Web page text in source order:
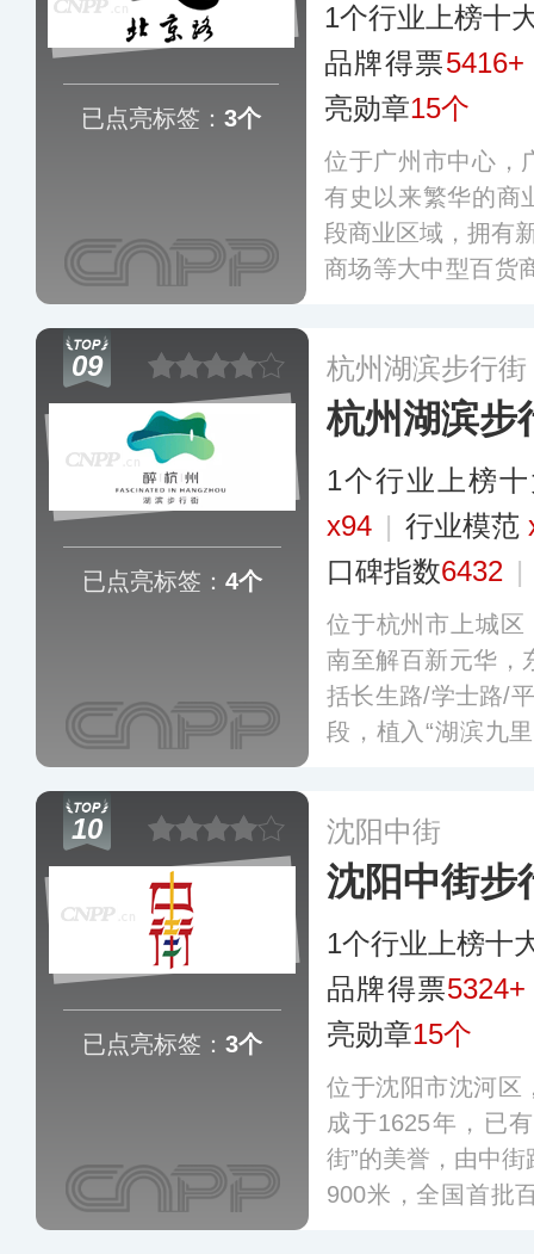
已点亮标签： 3个
1个行业上榜十
品牌得票5416+
亮勋章15个
位于广州市中心，
有史以来繁华的商
段商业区域，拥有
商场等大中型百货
09
已点亮标签： 4个
杭州湖滨步行街
杭州湖滨步
1个行业上榜
x94 | 行业模范
口碑指数6432 |
位于杭州市上城区
南至解百新元华，
括长生路/学士路/
段，植入“湖滨九
10
已点亮标签： 3个
沈阳中街
沈阳中街步
1个行业上榜十
品牌得票5324+
亮勋章15个
位于沈阳市沈河区
成于1625年，已
街”的美誉，由中
900米，全国首批